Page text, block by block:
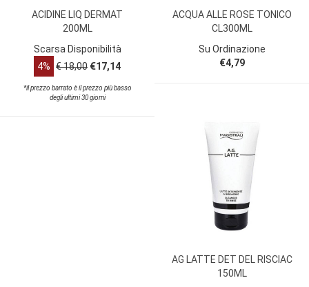
ACIDINE LIQ DERMAT
200ML
Scarsa Disponibilità
4% € 18,00 €17,14
*il prezzo barrato è il prezzo più basso
degli ultimi 30 giorni
ACQUA ALLE ROSE TONICO
CL300ML
Su Ordinazione
€4,79
AG LATTE DET DEL RISCIAC
150ML